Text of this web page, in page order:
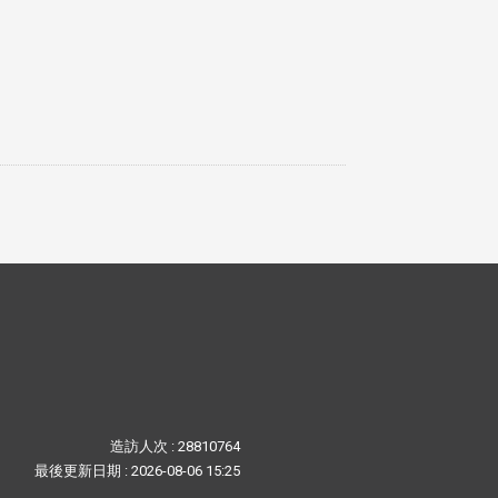
造訪人次 : 28810764
最後更新日期 : 2026-08-06 15:25